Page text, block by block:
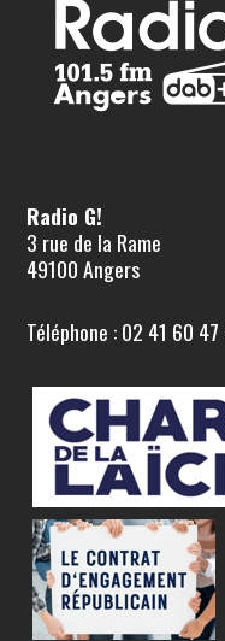
Radio G!
3 rue de la Rame
49100 Angers
Téléphone : 02 41 60 47